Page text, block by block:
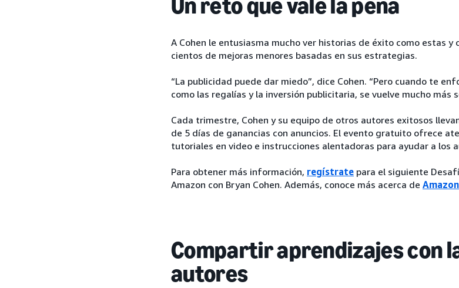
A Cohen le entusiasma mucho ver historias de éxito como estas y
cientos de mejoras menores basadas en sus estrategias.
“La publicidad puede dar miedo”, dice Cohen. “Pero cuando te
como las regalías y la inversión publicitaria, se vuelve mucho más
Cada trimestre, Cohen y su equipo de otros autores exitosos
de 5 días de ganancias con anuncios. El evento gratuito ofrece
tutoriales en video e instrucciones alentadoras para ayudar a los
Para obtener más información, regístrate para el siguiente
Amazon con Bryan Cohen. Además, conoce más acerca de
Compartir aprendizajes con
autores